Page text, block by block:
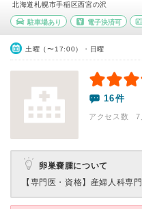
北海道札幌市手稲区西宮の沢
駐車場あり 電子決済可
土曜（〜17:00）・日曜
16件
アクセス数 7
卵巣嚢腫について
【専門医・資格】 産婦人科専